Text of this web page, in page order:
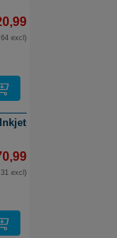
excl)
| A4 |
excl)